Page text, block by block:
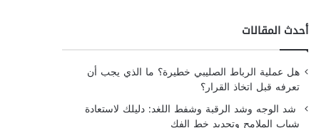
أحدث المقالات
هل عملية الرباط الصليبي خطيرة؟ ما الذي يجب أن
تعرفه قبل اتخاذ القرار؟
شد الوجه وشد الرقبة وشفط اللغد: دليلك لاستعادة
شباب الملامح وتحديد خط الفك